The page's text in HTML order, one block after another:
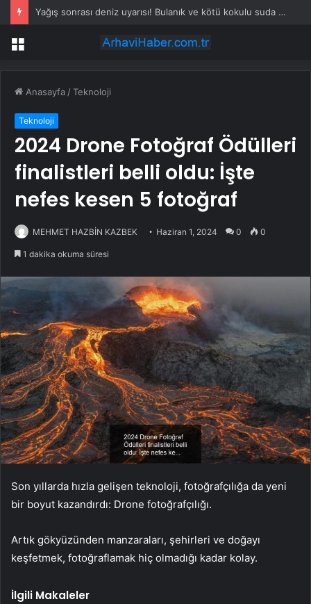
En kötü yemeklere sahip ülke belli oldu: İlk akla gelen ülke değil
Menü
Anasayfa /Teknoloji
Teknoloji
2024 Drone Fotoğraf Ödülleri
finalistleri belli oldu: İşte
nefes kesen 5 fotoğraf
MEHMET HAZBİN KAZBEK Haziran 1, 2024 0 0
1 dakika okuma süresi
Son yıllarda hızla gelişen teknoloji, fotoğrafçılığa da yeni
bir boyut kazandırdı: Drone fotoğrafçılığı.
Artık gökyüzünden manzaraları, şehirleri ve doğayı
keşfetmek, fotoğraflamak hiç olmadığı kadar kolay.
İlgili Makaleler